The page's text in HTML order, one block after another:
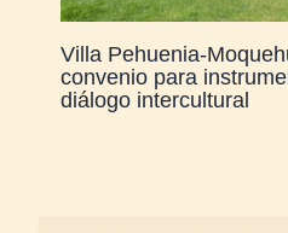
Villa Pehuenia-
convenio para
diálogo intercultural